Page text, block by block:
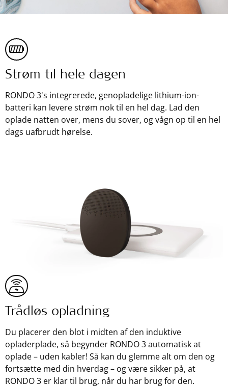
Strøm til hele dagen
RONDO 3's integrerede, genopladelige lithium-ion-
batteri kan levere strøm nok til en hel dag. Lad den
oplade natten over, mens du sover, og vågn op til en hel
dags uafbrudt hørelse.
Trådløs opladning
Du placerer den blot i midten af den induktive
opladerplade, så begynder RONDO 3 automatisk at
oplade – uden kabler! Så kan du glemme alt om den og
fortsætte med din hverdag – og være sikker på, at
RONDO 3 er klar til brug, når du har brug for den.